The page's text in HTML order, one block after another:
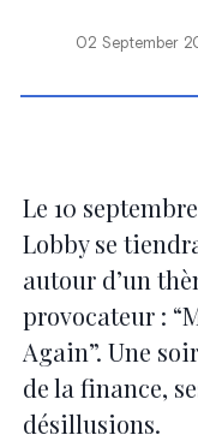
02 September
Le 10
Lobby se
autour d’un
provocateur :
Again”. Une
de la finance,
désillusions.